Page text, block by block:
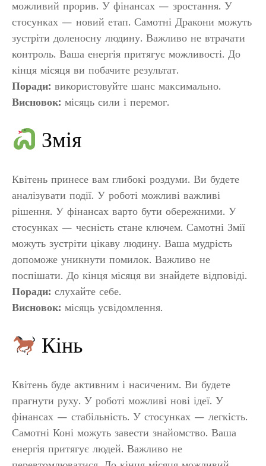
можливий прорив. У фінансах — зростання. У
стосунках — новий етап. Самотні Дракони можуть
зустріти доленосну людину. Важливо не втрачати
контроль. Ваша енергія притягує можливості. До
кінця місяця ви побачите результат.
Поради: використовуйте шанс максимально.
Висновок: місяць сили і перемог.
Змія
Квітень принесе вам глибокі роздуми. Ви будете
аналізувати події. У роботі можливі важливі
рішення. У фінансах варто бути обережними. У
стосунках — чесність стане ключем. Самотні Змії
можуть зустріти цікаву людину. Ваша мудрість
допоможе уникнути помилок. Важливо не
поспішати. До кінця місяця ви знайдете відповіді.
Поради: слухайте себе.
Висновок: місяць усвідомлення.
Кінь
Квітень буде активним і насиченим. Ви будете
прагнути руху. У роботі можливі нові ідеї. У
фінансах — стабільність. У стосунках — легкість.
Самотні Коні можуть завести знайомство. Ваша
енергія притягує людей. Важливо не